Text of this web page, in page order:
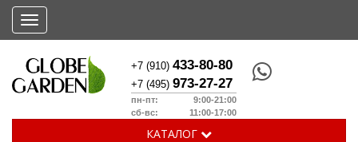
Меню
+7 (910)433-80-80
+7 (495)973-27-27
пн-пт: 9:00-21:00
сб-вс: 11:00-17:00
КАТАЛОГ